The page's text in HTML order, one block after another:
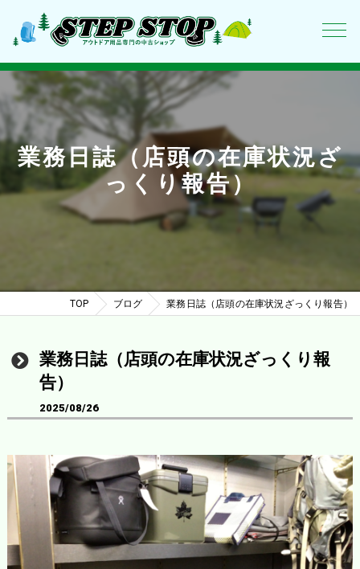
業務日誌（店頭の在庫状況ざ
っくり報告）
TOP ブログ 業務日誌（店頭の在庫状況ざっくり報告）
業務日誌（店頭の在庫状況ざっくり報
告）
2025/08/26